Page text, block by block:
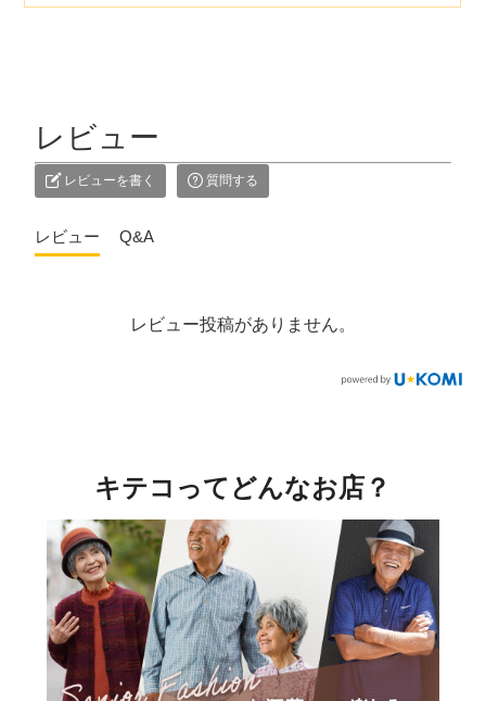
レビュー
レビューを書く 質問する
レビュー Q&A
レビュー投稿がありません。
キテコってどんなお店？